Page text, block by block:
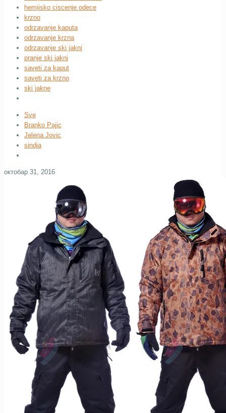
hemijsko ciscenje odece
krzno
odrzavanje kaputa
odrzavanje krzna
odrzavanje ski jakni
pranje ski jakni
saveti za kaput
saveti za krzno
ski jakne
Sve
Branko Pajic
Jelena Jovic
sindja
октобар 31, 2016